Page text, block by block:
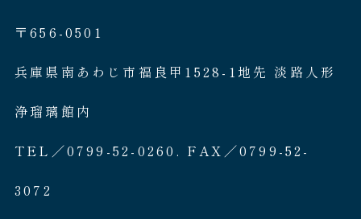
〒656-0501
兵庫県南あわじ市福良甲1528-1地先 淡路人形
浄瑠璃館内
TEL／0799-52-0260. FAX／0799-52-
3072